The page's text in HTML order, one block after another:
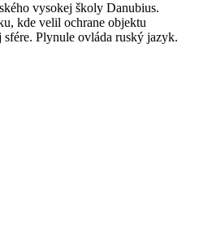
vysokej školy Danubius.
kde velil ochrane objektu
Plynule ovláda ruský jazyk.